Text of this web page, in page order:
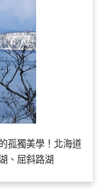
孤獨美學！北海道
、屈斜路湖